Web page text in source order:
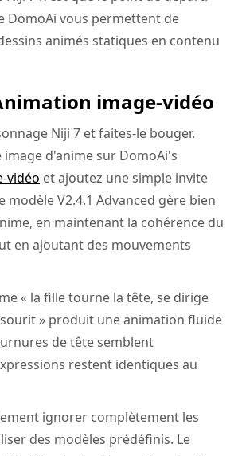
DomoAi vous permettent de
animés statiques en contenu
image-vidéo
Niji 7 et faites-le bouger.
image d'anime sur DomoAi's
vidéo et ajoutez une simple invite
modèle V2.4.1 Advanced gère bien
en maintenant la cohérence du
en ajoutant des mouvements
« la fille tourne la tête, se dirige
» produit une animation fluide
de tête semblent
restent identiques au
ignorer complètement les
des modèles prédéfinis. Le